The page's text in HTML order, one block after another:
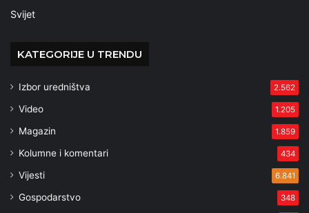
Svijet
KATEGORIJE U TRENDU
Izbor uredništva 2.562
Video 1.205
Magazin 1.859
Kolumne i komentari 434
Vijesti 6.841
Gospodarstvo 348